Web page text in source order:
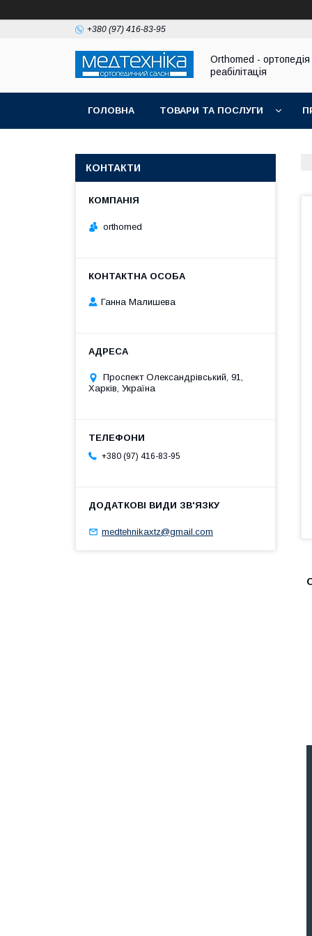
+380 (97) 416-83-95
Orthomed - ортопедія
реабілітація
ГОЛОВНА ТОВАРИ ТА ПОСЛУГИ
КОНТАКТИ
orthomed
Ганна Малишева
Проспект Олександрівський, 91,
Харків, Україна
+380 (97) 416-83-95
medtehnikaxtz@gmail.com